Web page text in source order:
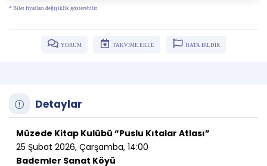
* Bilet fiyatları değişiklik gösterebilir.
YORUM TAKVİME EKLE HATA BİLDİR
Detaylar
Müzede Kitap Kulübü “Puslu Kıtalar Atlası”
25 Şubat 2026, Çarşamba, 14:00
Bademler Sanat Köyü